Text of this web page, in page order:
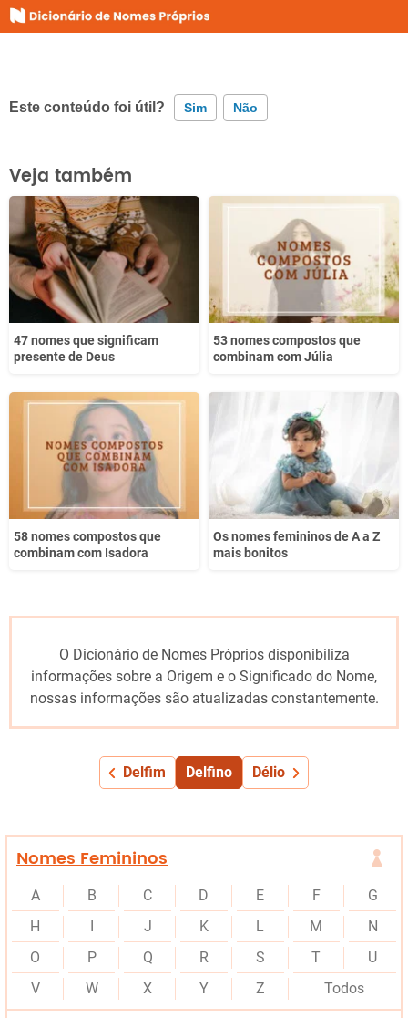
Este conteúdo foi útil? Sim Não
Este conteúdo contém informação incorreta
Este conteúdo não tem a informação que procuro
Outro
Veja também
47 nomes que significam
presente de Deus
53 nomes compostos que
combinam com Júlia
58 nomes compostos que
combinam com Isadora
Os nomes femininos de A a Z
mais bonitos
O Dicionário de Nomes Próprios disponibiliza
informações sobre a Origem e o Significado do Nome,
nossas informações são atualizadas constantemente.
Delfim Delfino Délio
Nomes Femininos
A B C D E F
G
H
J K L M
N
O
P Q R S T
U
V
W X Y Z Todos